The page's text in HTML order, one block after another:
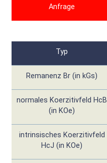
Anfrage
Typ
Remanenz Br (in kGs)
normales Koerzitivfeld HcB
(in KOe)
intrinsisches Koerzitivfeld
HcJ (in KOe)